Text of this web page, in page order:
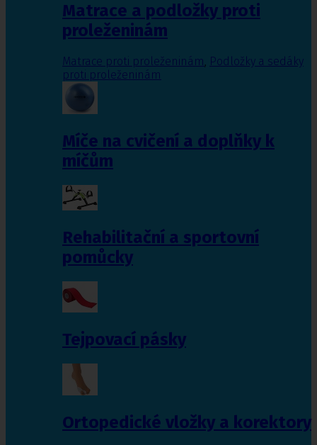
Matrace a podložky proti
proleženinám
Matrace proti proleženinám, Podložky a sedáky
proti proleženinám
Míče na cvičení a doplňky k
míčům
Rehabilitační a sportovní
pomůcky
Tejpovací pásky
Ortopedické vložky a korektory